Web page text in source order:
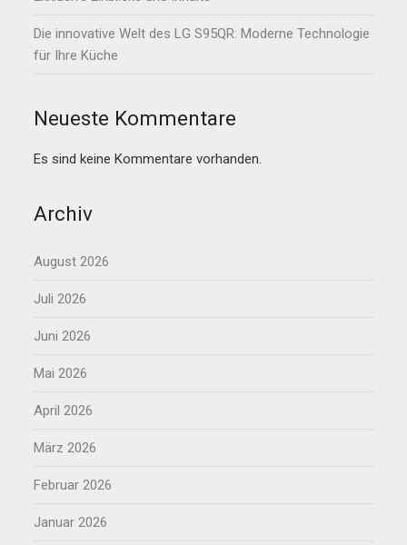
Die innovative Welt des LG S95QR: Moderne Technologie
für Ihre Küche
Neueste Kommentare
Es sind keine Kommentare vorhanden.
Archiv
August 2026
Juli 2026
Juni 2026
Mai 2026
April 2026
März 2026
Februar 2026
Januar 2026